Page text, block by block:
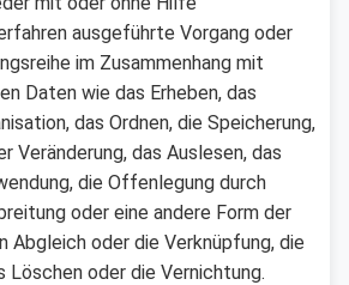
ausgeführte Vorgang oder
im Zusammenhang mit
Daten wie das Erheben, das
das Ordnen, die Speicherung,
Veränderung, das Auslesen, das
die Offenlegung durch
oder eine andere Form der
Abgleich oder die Verknüpfung, die
Löschen oder die Vernichtung.